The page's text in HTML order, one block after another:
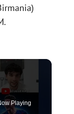
Playing